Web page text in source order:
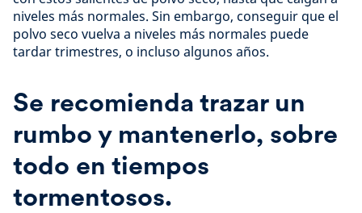
niveles más normales. Sin embargo, conseguir que el
polvo seco vuelva a niveles más normales puede
tardar trimestres, o incluso algunos años.
Se recomienda trazar un
rumbo y mantenerlo, sobre
todo en tiempos
tormentosos.